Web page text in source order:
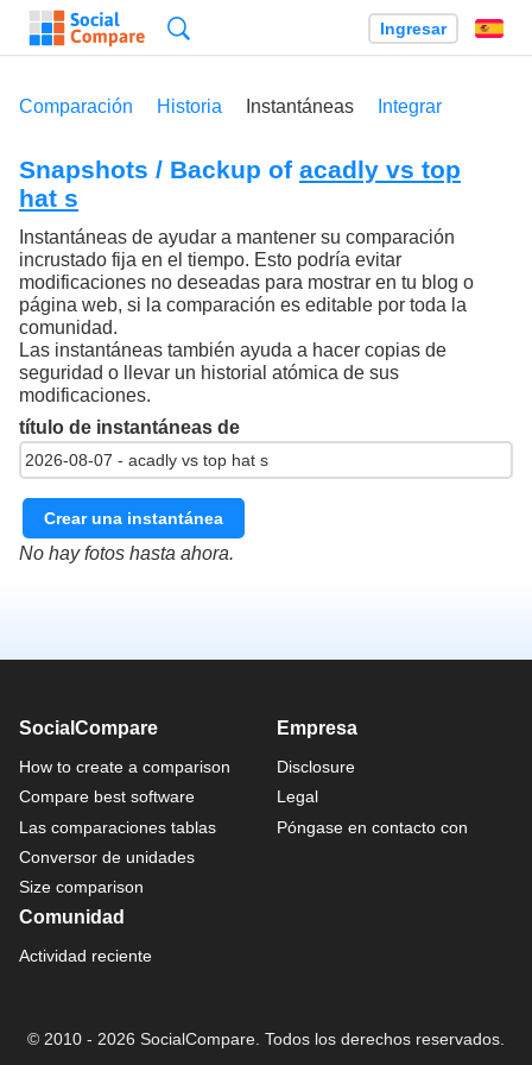
Ingresar
Comparación Historia Instantáneas Integrar
Snapshots / Backup of acadly vs top
hat s
Instantáneas de ayudar a mantener su comparación
incrustado fija en el tiempo. Esto podría evitar
modificaciones no deseadas para mostrar en tu blog o
página web, si la comparación es editable por toda la
comunidad.
Las instantáneas también ayuda a hacer copias de
seguridad o llevar un historial atómica de sus
modificaciones.
título de instantáneas de
Crear una instantánea
No hay fotos hasta ahora.
SocialCompare
How to create a comparison
Compare best software
Las comparaciones tablas
Conversor de unidades
Size comparison
Empresa
Disclosure
Legal
Póngase en contacto con
Comunidad
Actividad reciente
© 2010 - 2026 SocialCompare. Todos los derechos reservados.